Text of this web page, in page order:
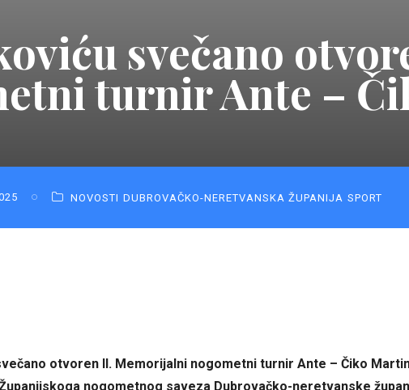
svečano
turnir Ante –
NOVOSTI DUBROVAČKO-NERETVANSKA ŽUPANIJA SPORT
otvoren II. Memorijalni nogometni turnir Ante – Čiko
nogometnog saveza Dubrovačko-neretvanske